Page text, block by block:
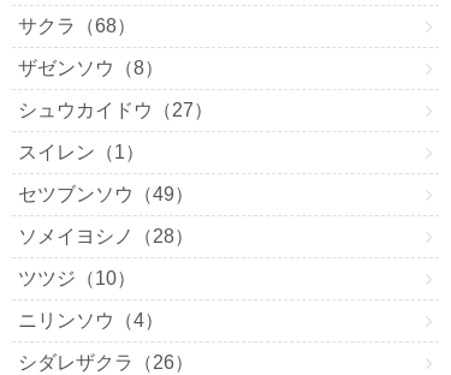
サクラ（68）
ザゼンソウ（8）
シュウカイドウ（27）
スイレン（1）
セツブンソウ（49）
ソメイヨシノ（28）
ツツジ（10）
ニリンソウ（4）
シダレザクラ（26）